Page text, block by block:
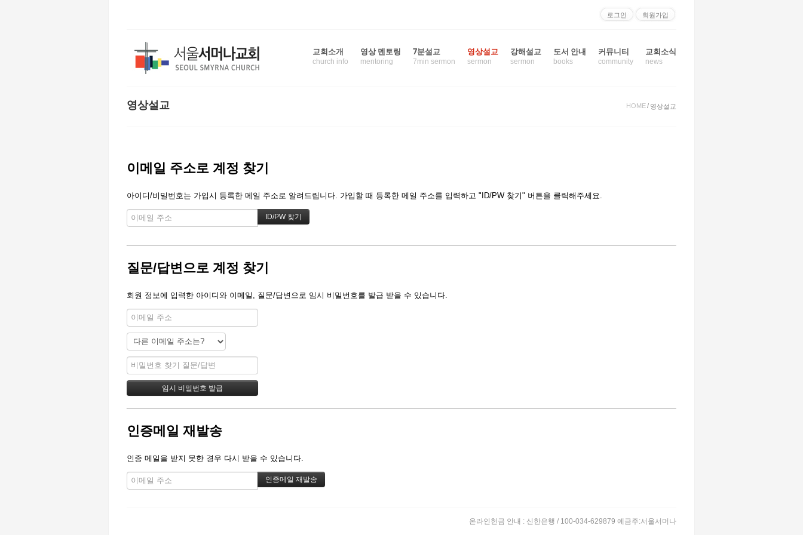
로그인 회원가입
교회소개
church info
영상 멘토링
mentoring
7분설교
7min sermon
영상설교
sermon
강해설교
sermon
도서 안내
books
커뮤니티
community
교회소식
news
영상설교 HOME/ 영상설교
이메일 주소로 계정 찾기
아이디/비밀번호는 가입시 등록한 메일 주소로 알려드립니다. 가입할 때 등록한 메일 주소를 입력하고 "ID/PW 찾기" 버튼을 클릭해주세요.
질문/답변으로 계정 찾기
회원 정보에 입력한 아이디와 이메일, 질문/답변으로 임시 비밀번호를 발급 받을 수 있습니다.
인증메일 재발송
인증 메일을 받지 못한 경우 다시 받을 수 있습니다.
온라인헌금 안내 : 신한은행 / 100-034-629879 예금주:서울서머나